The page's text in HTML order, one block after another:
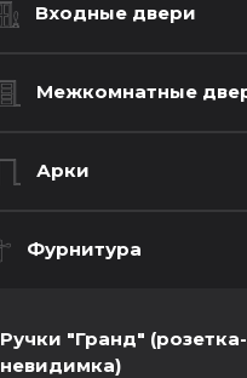
Входные двери
Межкомнатные
Арки
Фурнитура
Ручки "Гранд" (розетка-
невидимка)